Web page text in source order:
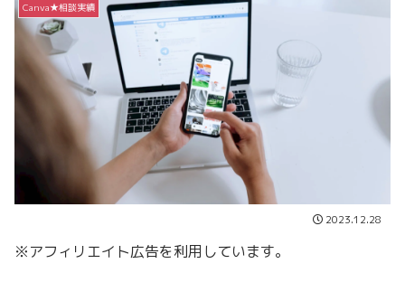
Canva★相談実績
2023.12.28
※アフィリエイト広告を利用しています。